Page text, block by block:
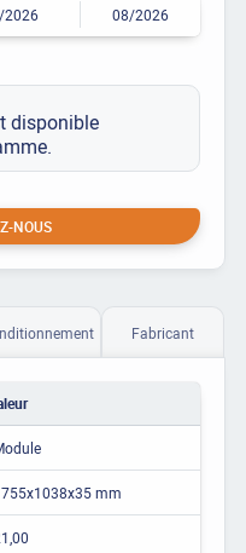
2026 08/2026
disponible
NOUS
Fabricant
mm